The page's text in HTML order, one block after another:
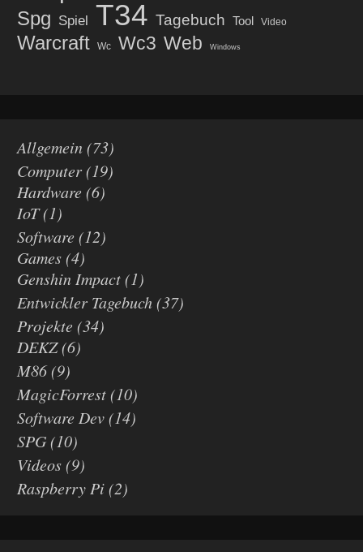
Spg Spiel T34 Tagebuch Tool Video
Warcraft Wc Wc3 Web Windows
Allgemein(73)
Computer(19)
Hardware(6)
IoT(1)
Software(12)
Games(4)
Genshin Impact(1)
Entwickler Tagebuch(37)
Projekte(34)
DEKZ(6)
M86(9)
MagicForrest(10)
Software Dev(14)
SPG(10)
Videos(9)
Raspberry Pi(2)